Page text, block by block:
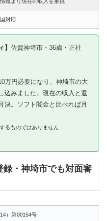
対応
】 佐賀神埼市・36歳・正社
万円必要になり、神埼市の大
込みました。現在の収入と返
決。ソフト闇金と比べれば月
るものではありません
・神埼市でも対面審
）第00154号